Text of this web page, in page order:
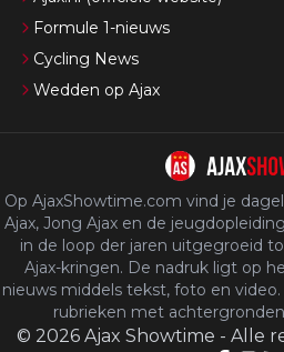
Formule 1-nieuws
Cycling News
Wedden op Ajax
Op AjaxShowtime.com vind je
Ajax, Jong Ajax en de
in de loop der jaren uitgegroeid
Ajax-kringen. De nadruk ligt op
nieuws middels tekst, foto en
rubrieken met
© 2026 Ajax Showtime - Alle